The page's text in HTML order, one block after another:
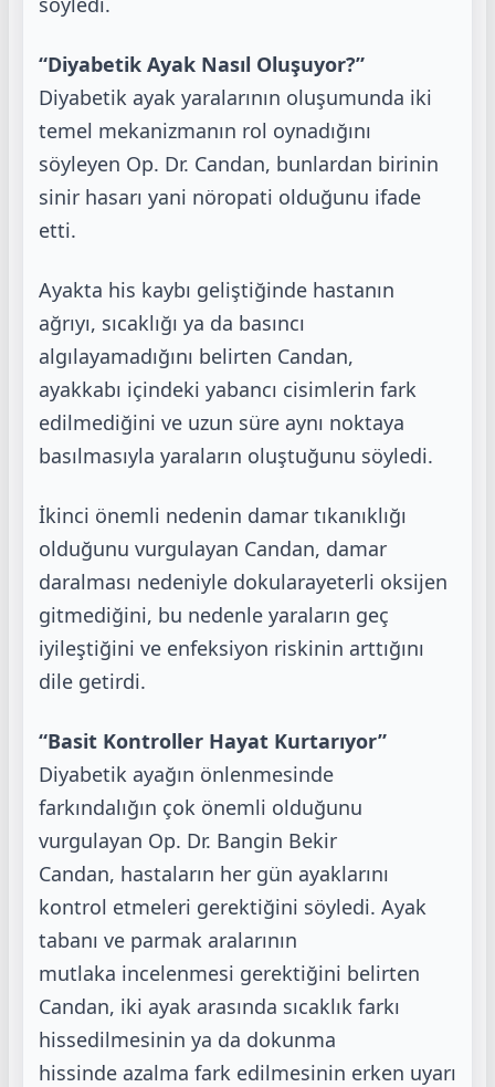
“Diyabetik Ayak Nasıl Oluşuyor?”
Diyabetik ayak yaralarının oluşumunda iki
temel mekanizmanın rol oynadığını
söyleyen Op. Dr. Candan, bunlardan birinin
sinir hasarı yani nöropati olduğunu ifade
etti.
Ayakta his kaybı geliştiğinde hastanın
ağrıyı, sıcaklığı ya da basıncı
algılayamadığını belirten Candan,
ayakkabı içindeki yabancı cisimlerin fark
edilmediğini ve uzun süre aynı noktaya
basılmasıyla yaraların oluştuğunu söyledi.
İkinci önemli nedenin damar tıkanıklığı
olduğunu vurgulayan Candan, damar
daralması nedeniyle dokularayeterli oksijen
gitmediğini, bu nedenle yaraların geç
iyileştiğini ve enfeksiyon riskinin arttığını
dile getirdi.
“Basit Kontroller Hayat Kurtarıyor”
Diyabetik ayağın önlenmesinde
farkındalığın çok önemli olduğunu
vurgulayan Op. Dr. Bangin Bekir
Candan, hastaların her gün ayaklarını
kontrol etmeleri gerektiğini söyledi. Ayak
tabanı ve parmak aralarının
mutlaka incelenmesi gerektiğini belirten
Candan, iki ayak arasında sıcaklık farkı
hissedilmesinin ya da dokunma
hissinde azalma fark edilmesinin erken uyarı